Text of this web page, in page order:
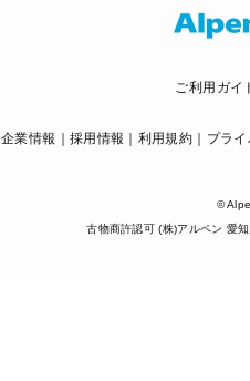
ご利用ガイ
企業情報 採用情報 利用規約 プラ
©
古物商許認可 (株)アルペン 愛